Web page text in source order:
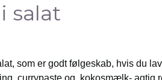
salat
som er godt følgeskab, hvis du
currypaste og kokosmælk- agtig